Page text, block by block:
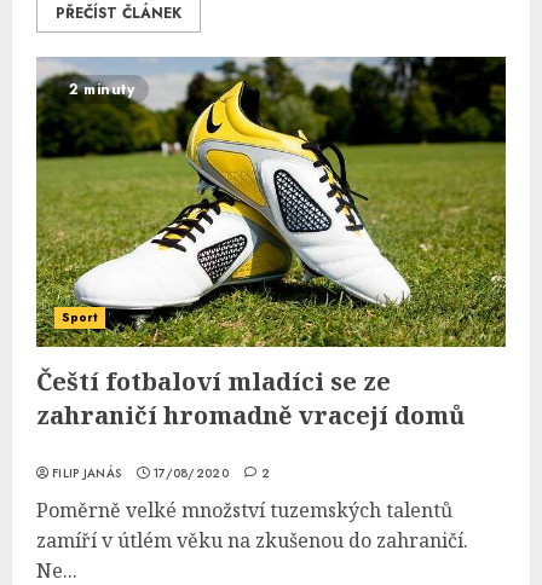
PŘEČÍST ČLÁNEK
2 minuty
Sport
Čeští fotbaloví mladíci se ze
zahraničí hromadně vracejí domů
FILIP JANÁS 17/08/2020 2
Poměrně velké množství tuzemských talentů
zamíří v útlém věku na zkušenou do zahraničí.
Ne...